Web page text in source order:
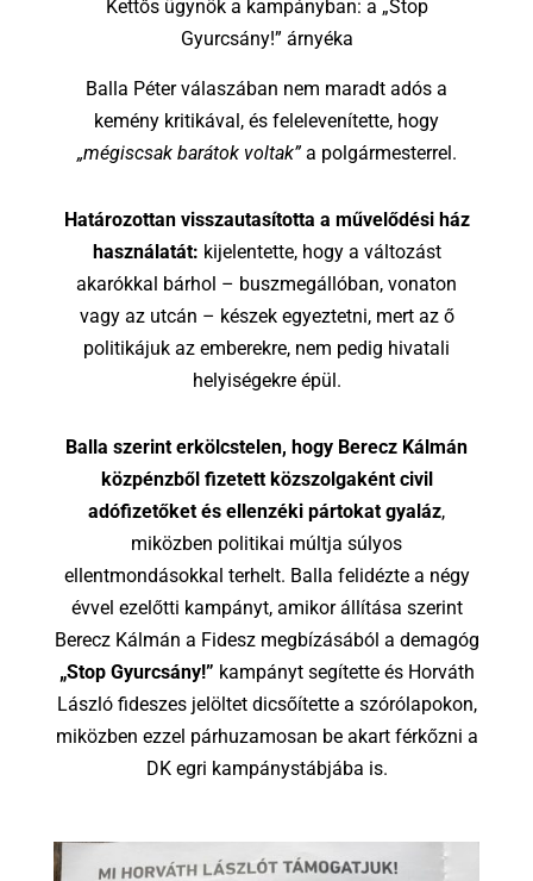
Kettős ügynök a kampányban: a „Stop
Gyurcsány!” árnyéka
Balla Péter válaszában nem maradt adós a
kemény kritikával, és felelevenítette, hogy
„mégiscsak barátok voltak”a polgármesterrel.
Határozottan visszautasította a művelődési ház
használatát: kijelentette, hogy a változást
akarókkal bárhol – buszmegállóban, vonaton
vagy az utcán – készek egyeztetni, mert az ő
politikájuk az emberekre, nem pedig hivatali
helyiségekre épül.
Balla szerint erkölcstelen, hogy Berecz Kálmán
közpénzből fizetett közszolgaként civil
adófizetőket és ellenzéki pártokat gyaláz,
miközben politikai múltja súlyos
ellentmondásokkal terhelt. Balla felidézte a négy
évvel ezelőtti kampányt, amikor állítása szerint
Berecz Kálmán a Fidesz megbízásából a demagóg
„Stop Gyurcsány!” kampányt segítette és Horváth
László fideszes jelöltet dicsőítette a szórólapokon,
miközben ezzel párhuzamosan be akart férkőzni a
DK egri kampánystábjába is.